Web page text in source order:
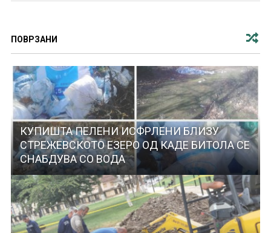
ПОВРЗАНИ
КУПИШТА ПЕЛЕНИ ИСФРЛЕНИ БЛИЗУ
СТРЕЖЕВСКОТО ЕЗЕРО ОД КАДЕ БИТОЛА СЕ
СНАБДУВА СО ВОДА